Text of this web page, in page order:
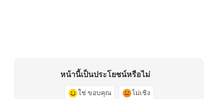
หน้านี้เป็นประโยชน์หรือไม่
ใช่ ขอบคุณ ไม่เชิง